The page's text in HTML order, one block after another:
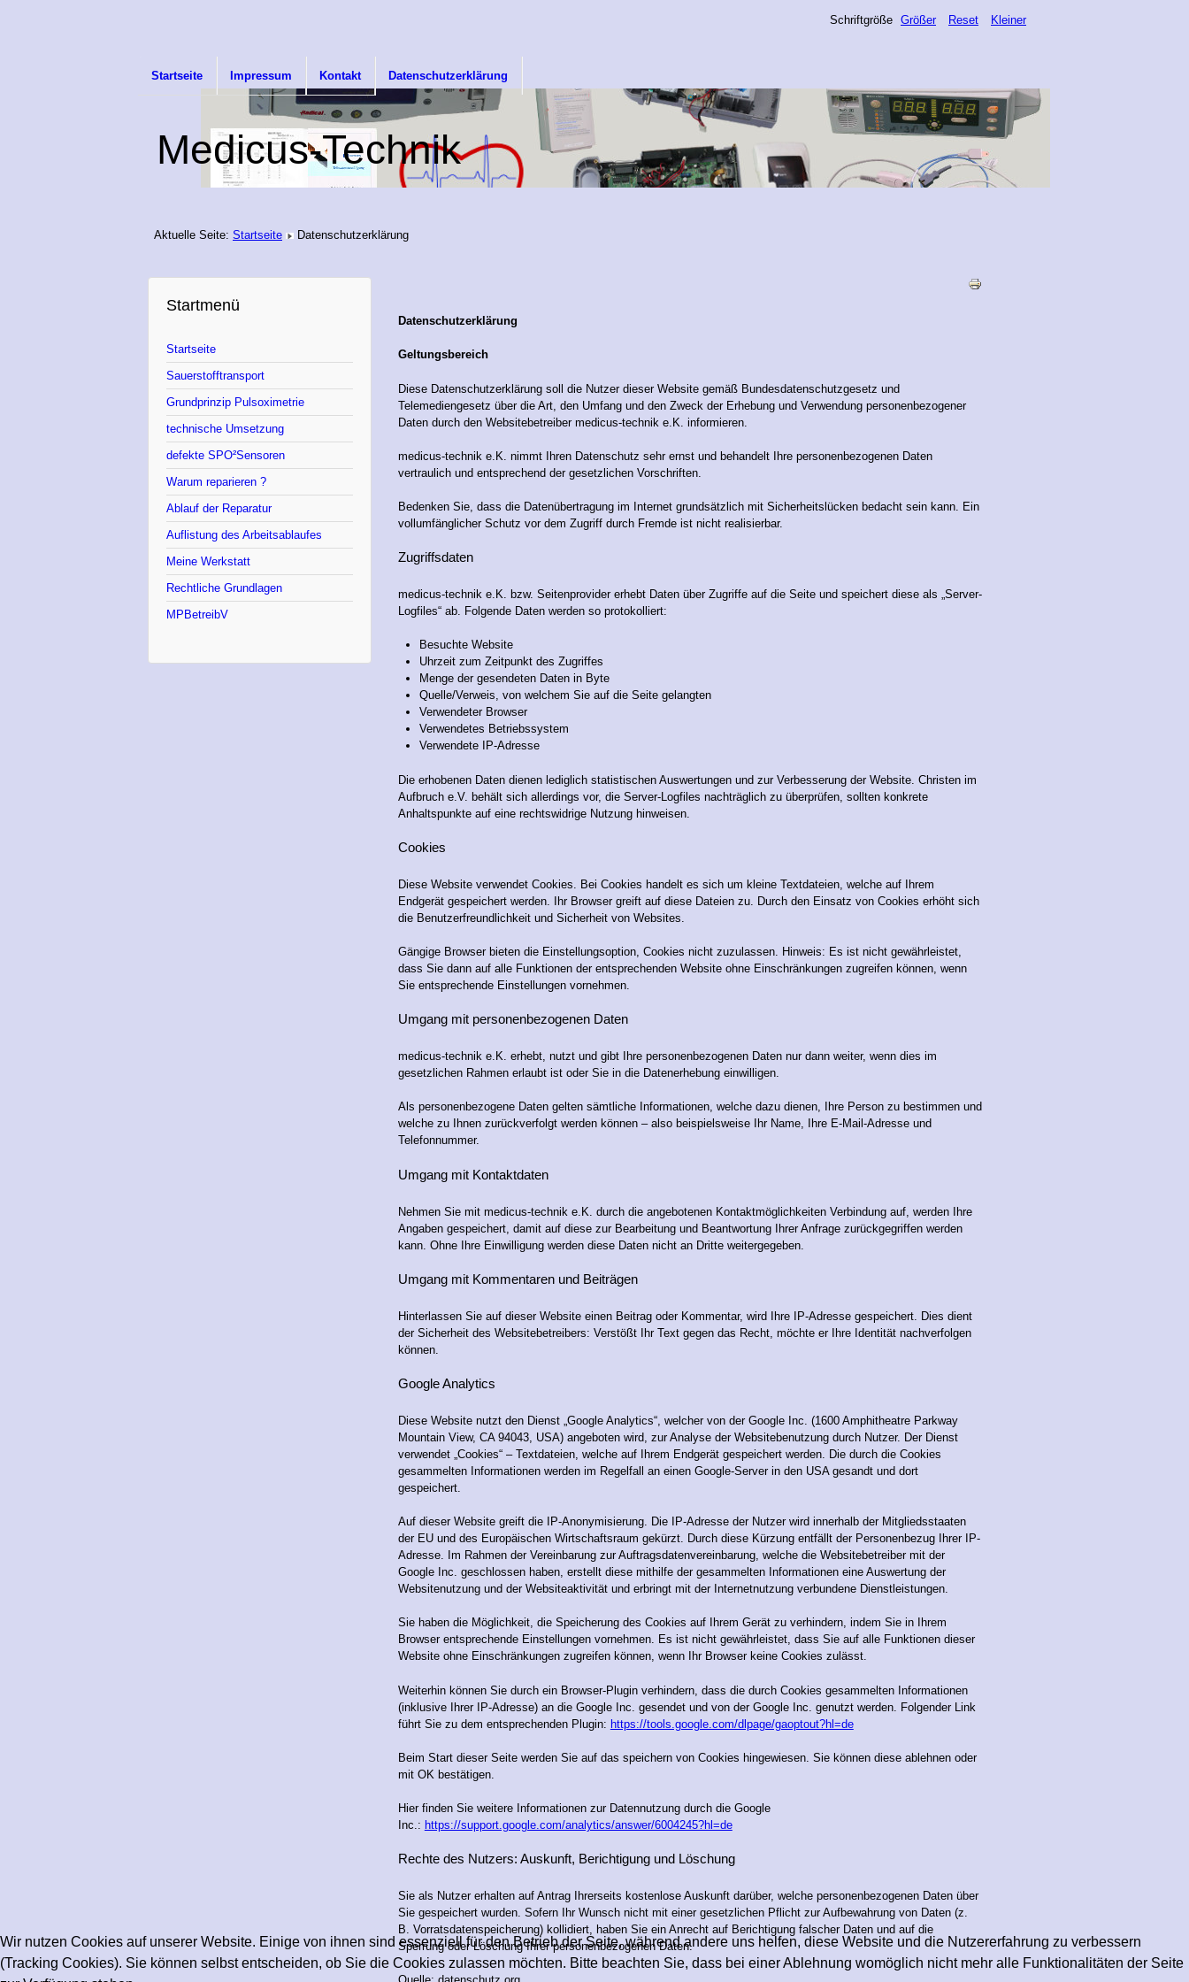
Medicus-Technik
Startseite Impressum Kontakt Datenschutzerklärung
Schriftgröße Größer Reset Kleiner
Aktuelle Seite: Startseite Datenschutzerklärung
Startmenü
Startseite
Sauerstofftransport
Grundprinzip Pulsoximetrie
technische Umsetzung
defekte SPO²Sensoren
Warum reparieren ?
Ablauf der Reparatur
Auflistung des Arbeitsablaufes
Meine Werkstatt
Rechtliche Grundlagen
MPBetreibV
Datenschutzerklärung
Geltungsbereich
Diese Datenschutzerklärung soll die Nutzer dieser Website gemäß Bundesdatenschutzgesetz und
Telemediengesetz über die Art, den Umfang und den Zweck der Erhebung und Verwendung personenbezogener
Daten durch den Websitebetreiber medicus-technik e.K. informieren.
medicus-technik e.K. nimmt Ihren Datenschutz sehr ernst und behandelt Ihre personenbezogenen Daten
vertraulich und entsprechend der gesetzlichen Vorschriften.
Bedenken Sie, dass die Datenübertragung im Internet grundsätzlich mit Sicherheitslücken bedacht sein kann. Ein
vollumfänglicher Schutz vor dem Zugriff durch Fremde ist nicht realisierbar.
Zugriffsdaten
medicus-technik e.K. bzw. Seitenprovider erhebt Daten über Zugriffe auf die Seite und speichert diese als „Server-
Logfiles“ ab. Folgende Daten werden so protokolliert:
Besuchte Website
Uhrzeit zum Zeitpunkt des Zugriffes
Menge der gesendeten Daten in Byte
Quelle/Verweis, von welchem Sie auf die Seite gelangten
Verwendeter Browser
Verwendetes Betriebssystem
Verwendete IP-Adresse
Die erhobenen Daten dienen lediglich statistischen Auswertungen und zur Verbesserung der Website. Christen im
Aufbruch e.V. behält sich allerdings vor, die Server-Logfiles nachträglich zu überprüfen, sollten konkrete
Anhaltspunkte auf eine rechtswidrige Nutzung hinweisen.
Cookies
Diese Website verwendet Cookies. Bei Cookies handelt es sich um kleine Textdateien, welche auf Ihrem
Endgerät gespeichert werden. Ihr Browser greift auf diese Dateien zu. Durch den Einsatz von Cookies erhöht sich
die Benutzerfreundlichkeit und Sicherheit von Websites.
Gängige Browser bieten die Einstellungsoption, Cookies nicht zuzulassen. Hinweis: Es ist nicht gewährleistet,
dass Sie dann auf alle Funktionen der entsprechenden Website ohne Einschränkungen zugreifen können, wenn
Sie entsprechende Einstellungen vornehmen.
Umgang mit personenbezogenen Daten
medicus-technik e.K. erhebt, nutzt und gibt Ihre personenbezogenen Daten nur dann weiter, wenn dies im
gesetzlichen Rahmen erlaubt ist oder Sie in die Datenerhebung einwilligen.
Als personenbezogene Daten gelten sämtliche Informationen, welche dazu dienen, Ihre Person zu bestimmen und
welche zu Ihnen zurückverfolgt werden können – also beispielsweise Ihr Name, Ihre E-Mail-Adresse und
Telefonnummer.
Umgang mit Kontaktdaten
Nehmen Sie mit medicus-technik e.K. durch die angebotenen Kontaktmöglichkeiten Verbindung auf, werden Ihre
Angaben gespeichert, damit auf diese zur Bearbeitung und Beantwortung Ihrer Anfrage zurückgegriffen werden
kann. Ohne Ihre Einwilligung werden diese Daten nicht an Dritte weitergegeben.
Umgang mit Kommentaren und Beiträgen
Hinterlassen Sie auf dieser Website einen Beitrag oder Kommentar, wird Ihre IP-Adresse gespeichert. Dies dient
der Sicherheit des Websitebetreibers: Verstößt Ihr Text gegen das Recht, möchte er Ihre Identität nachverfolgen
können.
Google Analytics
Diese Website nutzt den Dienst „Google Analytics“, welcher von der Google Inc. (1600 Amphitheatre Parkway
Mountain View, CA 94043, USA) angeboten wird, zur Analyse der Websitebenutzung durch Nutzer. Der Dienst
verwendet „Cookies“ – Textdateien, welche auf Ihrem Endgerät gespeichert werden. Die durch die Cookies
gesammelten Informationen werden im Regelfall an einen Google-Server in den USA gesandt und dort
gespeichert.
Auf dieser Website greift die IP-Anonymisierung. Die IP-Adresse der Nutzer wird innerhalb der Mitgliedsstaaten
der EU und des Europäischen Wirtschaftsraum gekürzt. Durch diese Kürzung entfällt der Personenbezug Ihrer IP-
Adresse. Im Rahmen der Vereinbarung zur Auftragsdatenvereinbarung, welche die Websitebetreiber mit der
Google Inc. geschlossen haben, erstellt diese mithilfe der gesammelten Informationen eine Auswertung der
Websitenutzung und der Websiteaktivität und erbringt mit der Internetnutzung verbundene Dienstleistungen.
Sie haben die Möglichkeit, die Speicherung des Cookies auf Ihrem Gerät zu verhindern, indem Sie in Ihrem
Browser entsprechende Einstellungen vornehmen. Es ist nicht gewährleistet, dass Sie auf alle Funktionen dieser
Website ohne Einschränkungen zugreifen können, wenn Ihr Browser keine Cookies zulässt.
Weiterhin können Sie durch ein Browser-Plugin verhindern, dass die durch Cookies gesammelten Informationen
(inklusive Ihrer IP-Adresse) an die Google Inc. gesendet und von der Google Inc. genutzt werden. Folgender Link
führt Sie zu dem entsprechenden Plugin: https://tools.google.com/dlpage/gaoptout?hl=de
Beim Start dieser Seite werden Sie auf das speichern von Cookies hingewiesen. Sie können diese ablehnen oder
mit OK bestätigen.
Hier finden Sie weitere Informationen zur Datennutzung durch die Google
Inc.: https://support.google.com/analytics/answer/6004245?hl=de
Rechte des Nutzers: Auskunft, Berichtigung und Löschung
Sie als Nutzer erhalten auf Antrag Ihrerseits kostenlose Auskunft darüber, welche personenbezogenen Daten über
Sie gespeichert wurden. Sofern Ihr Wunsch nicht mit einer gesetzlichen Pflicht zur Aufbewahrung von Daten (z.
B. Vorratsdatenspeicherung) kollidiert, haben Sie ein Anrecht auf Berichtigung falscher Daten und auf die
Sperrung oder Löschung Ihrer personenbezogenen Daten.
Wir nutzen Cookies auf unserer Website. Einige von ihnen sind essenziell für den Betrieb der Seite, während andere uns helfen, diese Website und die Nutzererfahrung zu verbessern
(Tracking Cookies). Sie können selbst entscheiden, ob Sie die Cookies zulassen möchten. Bitte beachten Sie, dass bei einer Ablehnung womöglich nicht mehr alle Funktionalitäten der Seite